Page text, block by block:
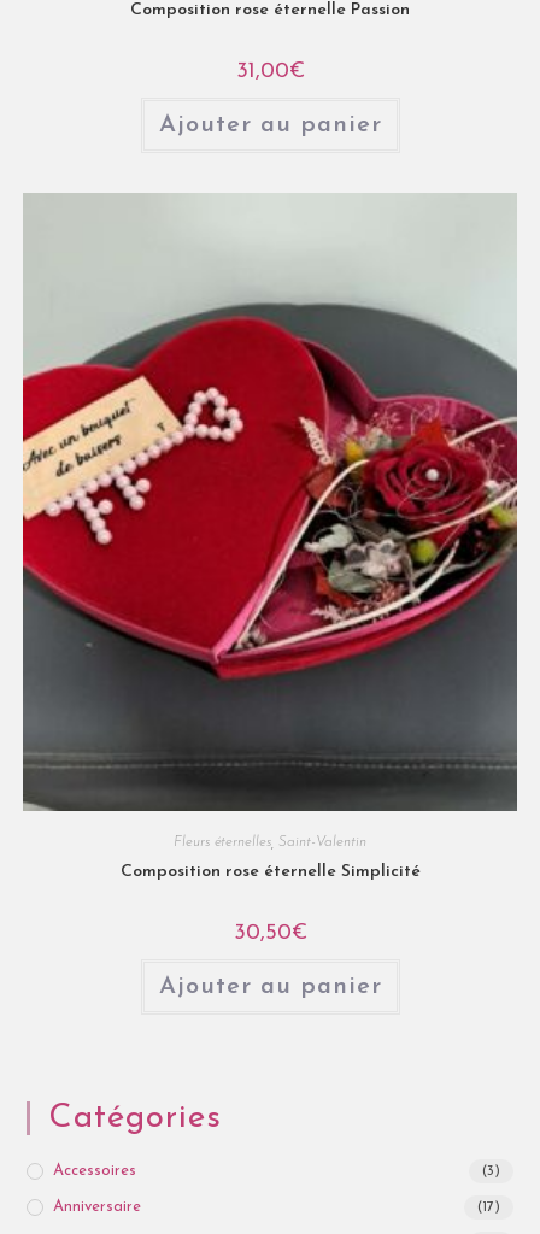
Composition rose éternelle Passion
31,00€
Ajouter au panier
Fleurs éternelles Saint-Valentin
Composition rose éternelle Simplicité
30,50€
Ajouter au panier
Catégories
Accessoires (3)
Anniversaire (17)